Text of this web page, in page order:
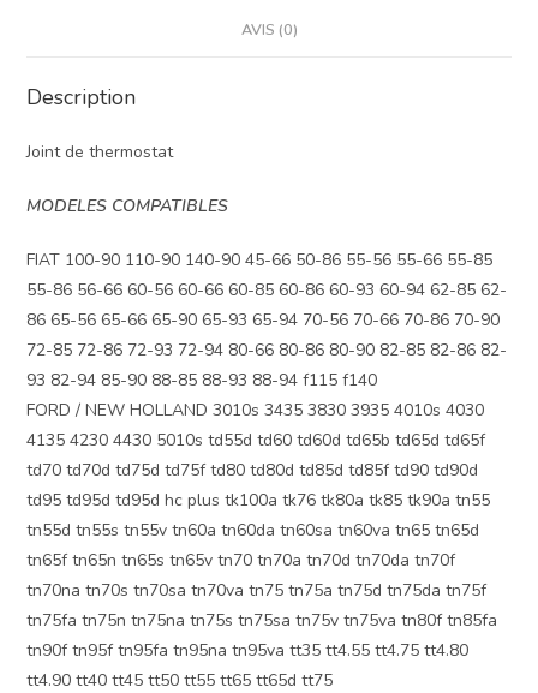
AVIS (0)
Description
Joint de thermostat
MODELES COMPATIBLES
FIAT 100-90 110-90 140-90 45-66 50-86 55-56 55-66 55-85
55-86 56-66 60-56 60-66 60-85 60-86 60-93 60-94 62-85 62-
86 65-56 65-66 65-90 65-93 65-94 70-56 70-66 70-86 70-90
72-85 72-86 72-93 72-94 80-66 80-86 80-90 82-85 82-86 82-
93 82-94 85-90 88-85 88-93 88-94 f115 f140
FORD / NEW HOLLAND 3010s 3435 3830 3935 4010s 4030
4135 4230 4430 5010s td55d td60 td60d td65b td65d td65f
td70 td70d td75d td75f td80 td80d td85d td85f td90 td90d
td95 td95d td95d hc plus tk100a tk76 tk80a tk85 tk90a tn55
tn55d tn55s tn55v tn60a tn60da tn60sa tn60va tn65 tn65d
tn65f tn65n tn65s tn65v tn70 tn70a tn70d tn70da tn70f
tn70na tn70s tn70sa tn70va tn75 tn75a tn75d tn75da tn75f
tn75fa tn75n tn75na tn75s tn75sa tn75v tn75va tn80f tn85fa
tn90f tn95f tn95fa tn95na tn95va tt35 tt4.55 tt4.75 tt4.80
tt4.90 tt40 tt45 tt50 tt55 tt65 tt65d tt75